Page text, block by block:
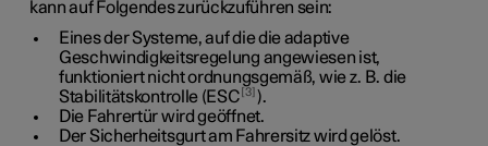
kann auf Folgendes zurückzuführen sein:
Eines der Systeme, auf die die adaptive
Geschwindigkeitsregelung angewiesen ist,
funktioniert nicht ordnungsgemäß, wie z. B. die
Stabilitätskontrolle (ESC 3 ).
Die Fahrertür wird geöffnet.
Der Sicherheitsgurt am Fahrersitz wird gelöst.